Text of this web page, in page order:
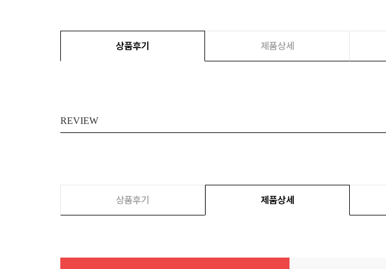
상품후기 제품상세
REVIEW
상품후기 제품상세